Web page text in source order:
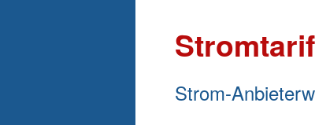
Strom-